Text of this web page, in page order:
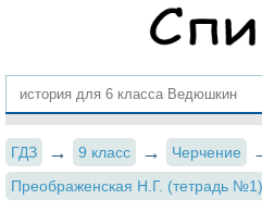
ГДЗ 9 класс
Черчение
Преображенская Н.Г. (тетрадь №1)